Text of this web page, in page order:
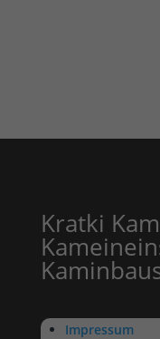
Kratki
Impressum